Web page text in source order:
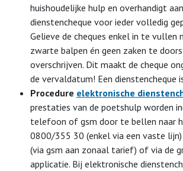
huishoudelijke hulp en overhandigt
dienstencheque voor ieder volledig
Gelieve de cheques enkel in te
zwarte balpen én geen zaken te
overschrijven. Dit maakt de cheque
de vervaldatum! Een dienstencheque
Procedure elektronische
prestaties van de poetshulp worden
telefoon of gsm door te bellen naar
0800/355 30 (enkel via een vaste
(via gsm aan zonaal tarief) of via de
applicatie. Bij elektronische